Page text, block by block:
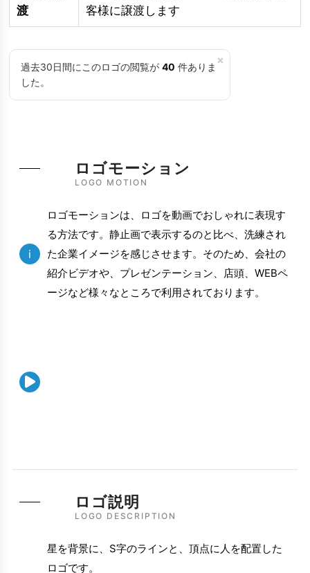
渡
客様に譲渡します
×
過去30日間にこのロゴの閲覧が 40 件ありま
した。
LOGO MOTION
ロゴモーション
i
ロゴモーションは、ロゴを動画でおしゃれに表現す
る方法です。静止画で表示するのと比べ、洗練され
た企業イメージを感じさせます。そのため、会社の
紹介ビデオや、プレゼンテーション、店頭、WEBペ
ージなど様々なところで利用されております。

LOGO DESCRIPTION
ロゴ説明
星を背景に、S字のラインと、頂点に人を配置した
ロゴです。